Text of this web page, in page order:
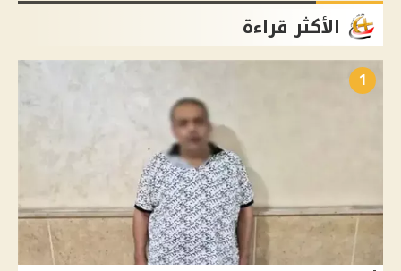
الأكثر قراءة
1